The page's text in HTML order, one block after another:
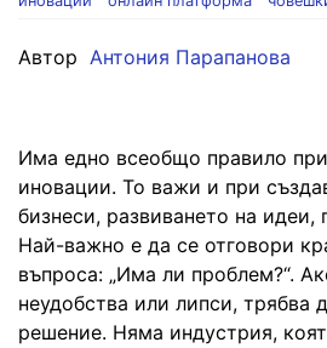
Автор Антония Парапанова
Има едно всеобщо правило
иновации. То важи и при
бизнеси, развиването на идеи,
Най-важно е да се отговори
въпроса: „Има ли проблем?“.
неудобства или липси, трябва
решение. Няма индустрия,